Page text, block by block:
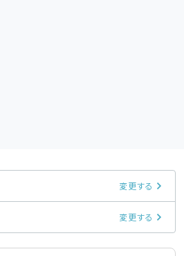
変更する
変更する